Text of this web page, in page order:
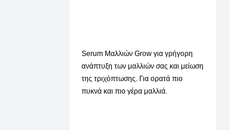
Serum Μαλλιών Grow για γρήγορη
ανάπτυξη των μαλλιών σας και μείωση
της τριχόπτωσης. Για ορατά πιο
πυκνά και πιο γέρα μαλλιά.